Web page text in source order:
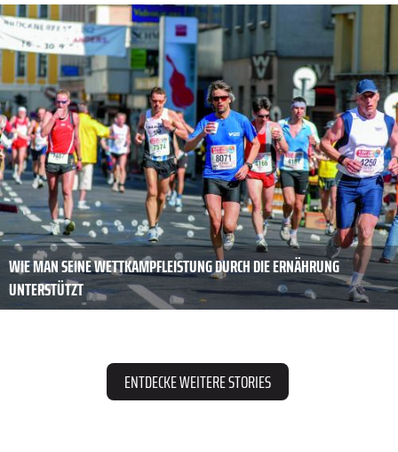
WIE MAN SEINE WETTKAMPFLEISTUNG DURCH DIE ERNÄHRUNG
UNTERSTÜTZT
ENTDECKE WEITERE STORIES